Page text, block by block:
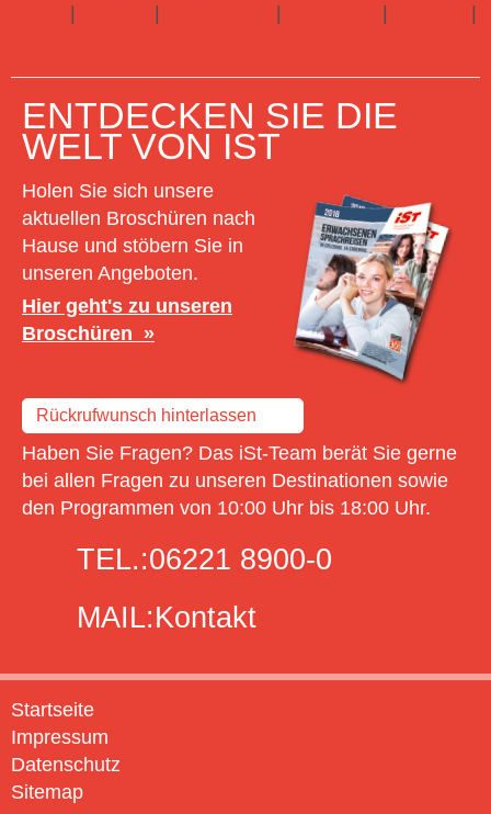
| | | |
|
ENTDECKEN SIE DIE
WELT VON IST
Holen Sie sich unsere
aktuellen Broschüren nach
Hause und stöbern Sie in
unseren Angeboten.
Hier geht's zu unseren
Broschüren
Rückrufwunsch hinterlassen
Haben Sie Fragen? Das iSt-Team berät Sie gerne
bei allen Fragen zu unseren Destinationen sowie
den Programmen von 10:00 Uhr bis 18:00 Uhr.
TEL.:06221 8900-0
MAIL:Kontakt
Startseite
Impressum
Datenschutz
Sitemap